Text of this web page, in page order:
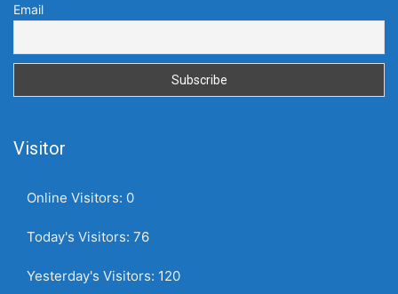
Email
Visitor
Online Visitors: 0
Today's Visitors: 76
Yesterday's Visitors: 120